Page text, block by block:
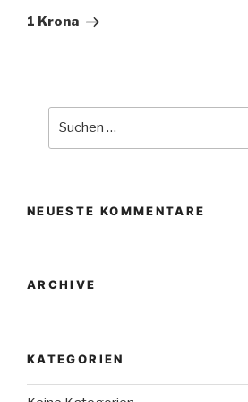
Beitrag
1 Krona
NEUESTE KOMMENTARE
ARCHIVE
KATEGORIEN